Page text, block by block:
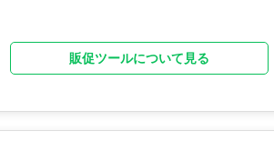
販促ツールについて見る